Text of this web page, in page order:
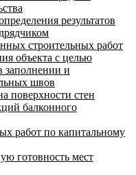
результатов
строительных работ
объекта с целью
заполнении и
швов
поверхности стен
балконного
работ по капитальному
готовность мест